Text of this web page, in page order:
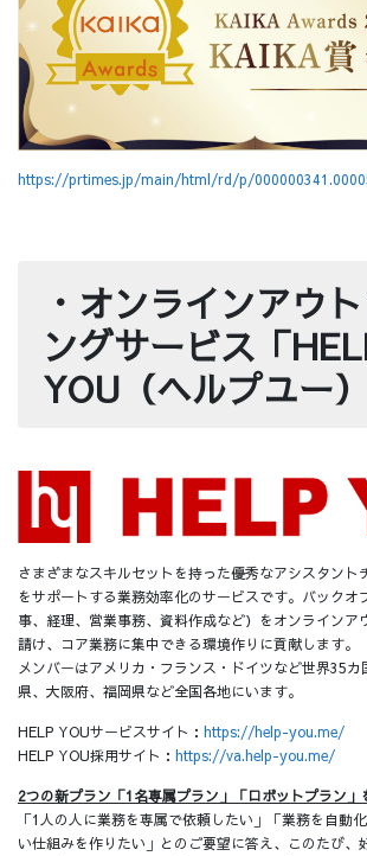
https://prtimes.jp/main/html/rd/p/
・オンラインアウ
ングサービス「
YOU（ヘルプユー）
さまざまなスキルセットを持った優秀なアシスタント
をサポートする業務効率化のサービスです。バックオ
事、経理、営業事務、資料作成など）をオンラインア
請け、コア業務に集中できる環境作りに貢献します。
メンバーはアメリカ・フランス・ドイツなど世界35
県、大阪府、福岡県など全国各地にいます。
HELP YOUサービスサイト： https://help-you.me/
HELP YOU採用サイト： https://va.help-you.me/
2つの新プラン「1名専属プラン」「ロボットプラン」
「1人の人に業務を専属で依頼したい」「業務を自動
い仕組みを作りたい」とのご要望に答え、このたび、